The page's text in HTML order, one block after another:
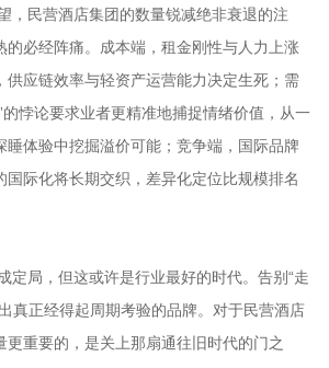
，民营酒店集团的数量锐减绝非衰退的注
的必经阵痛。成本端，租金刚性与人力上涨
供应链效率与轻资产运营能力决定生死；需
的悖论要求业者更精准地捕捉情绪价值，从一
睡体验中挖掘溢价可能；竞争端，国际品牌
国际化将长期交织，差异化定位比规模排名
定局，但这或许是行业最好的时代。告别“走
真正经得起周期考验的品牌。对于民营酒店
更重要的，是关上那扇通往旧时代的门之